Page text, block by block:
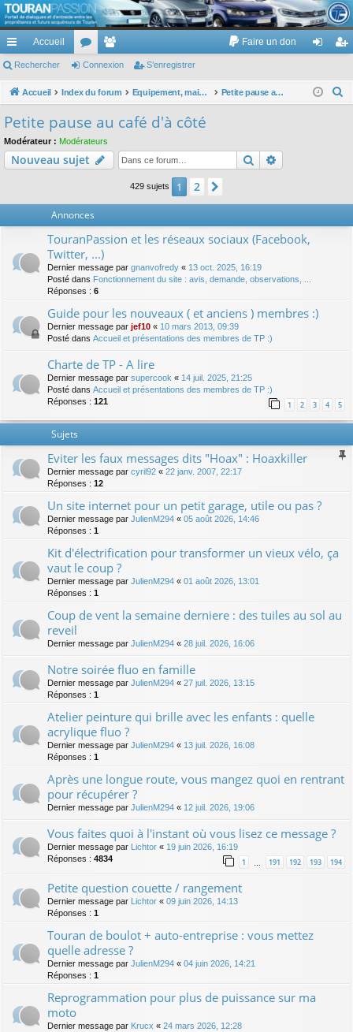
TouranPassion
Le forum des propriétaires ou futurs acquéreurs du Volkswagen Touran
cc
ès
pi
de
Accueil
or
u
e
m
Faire un don
ne nr
Rechercher Connexion S’enregistrer
Accueil Index du forum Equipement, maison, famille, passion, hobby, détente, ... Petite pause au café d'à côté
Petite pause au café d'à côté
Modérateur : Modérateurs
Nouveau sujet Rechercher
429 sujets 1 2
Annonces
TouranPassion et les réseaux sociaux (Facebook,
Twitter, ...)
Dernier message par gnanvofredy « 13 oct. 2025, 16:19
Posté dans Fonctionnement du site : avis, demande, observations, ...
Réponses : 6
Guide pour les nouveaux ( et anciens ) membres :)
Dernier message par jef10 « 10 mars 2013, 09:39
Posté dans Accueil et présentations des membres de TP :)
Charte de TP - A lire
Dernier message par supercook « 14 juil. 2025, 21:25
Posté dans Accueil et présentations des membres de TP :)
Réponses : 121 1 2 3 4 5
Sujets
Eviter les faux messages dits "Hoax" : Hoaxkiller
Dernier message par cyril92 « 22 janv. 2007, 22:17
Réponses : 12
Un site internet pour un petit garage, utile ou pas ?
Dernier message par JulienM294 « 05 août 2026, 14:46
Réponses : 1
Kit d'électrification pour transformer un vieux vélo, ça
vaut le coup ?
Dernier message par JulienM294 « 01 août 2026, 13:01
Réponses : 1
Coup de vent la semaine derniere : des tuiles au sol au
reveil
Dernier message par JulienM294 « 28 juil. 2026, 16:06
Notre soirée fluo en famille
Dernier message par JulienM294 « 27 juil. 2026, 13:15
Réponses : 1
Atelier peinture qui brille avec les enfants : quelle
acrylique fluo ?
Dernier message par JulienM294 « 13 juil. 2026, 16:08
Réponses : 1
Après une longue route, vous mangez quoi en rentrant
pour récupérer ?
Dernier message par JulienM294 « 12 juil. 2026, 19:06
Vous faites quoi à l'instant où vous lisez ce message ?
Dernier message par Lichtor « 19 juin 2026, 16:19
Réponses : 4834 1 … 191 192 193 194
Petite question couette / rangement
Dernier message par Lichtor « 09 juin 2026, 14:13
Réponses : 1
Touran de boulot + auto-entreprise : vous mettez
quelle adresse ?
Dernier message par JulienM294 « 04 juin 2026, 14:21
Réponses : 1
Reprogrammation pour plus de puissance sur ma
moto
Dernier message par Krucx « 24 mars 2026, 12:28